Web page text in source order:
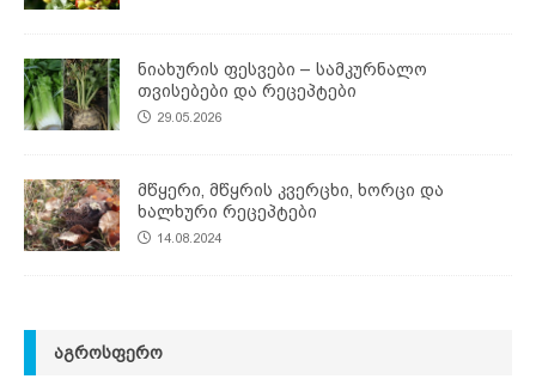
ნიახურის ფესვები – სამკურნალო
თვისებები და რეცეპტები
29.05.2026
მწყერი, მწყრის კვერცხი, ხორცი და
ხალხური რეცეპტები
14.08.2024
ᲐᲒᲠᲝᲡᲤᲔᲠᲝ